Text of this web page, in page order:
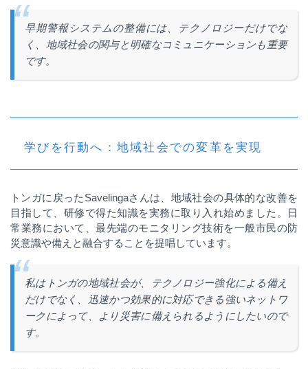
早期警報システムの整備には、テクノロジーだけでな
く、地域社会の関与と明確なコミュニケーションも重要
です。
学びを行動へ：地域社会での変革を実現
トンガに戻った Savelingaさんは、地域社会の具体的な改善を
目指して、研修で得た知識を実務に取り入れ始めました。日
常業務において、最先端のモニタリング技術を一般市民の防
災意識や備えと融合することを提唱しています。
私はトンガの地域社会が、テクノロジー強化による備え
だけでなく、迅速かつ効果的に対応できる強いネットワ
ークによって、より災害に備えられるようにしたいので
す。